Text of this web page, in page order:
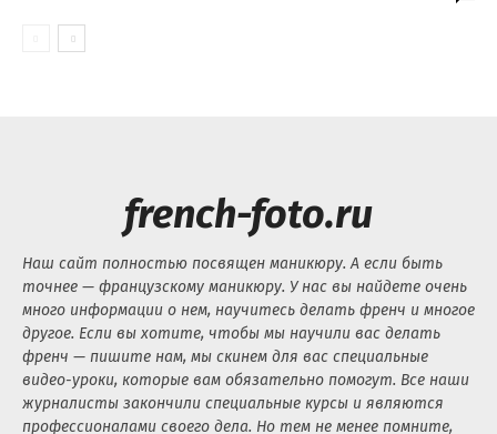
french-foto.ru
Наш сайт полностью посвящен маникюру. А если быть
точнее — французскому маникюру. У нас вы найдете очень
много информации о нем, научитесь делать френч и многое
другое. Если вы хотите, чтобы мы научили вас делать
френч — пишите нам, мы скинем для вас специальные
видео-уроки, которые вам обязательно помогут. Все наши
журналисты закончили специальные курсы и являются
профессионалами своего дела. Но тем не менее помните,